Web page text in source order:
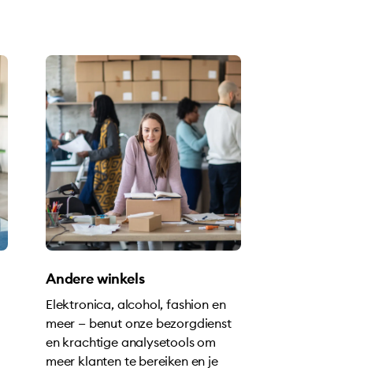
Andere winkels
Elektronica, alcohol, fashion en
meer — benut onze bezorgdienst
en krachtige analysetools om
meer klanten te bereiken en je